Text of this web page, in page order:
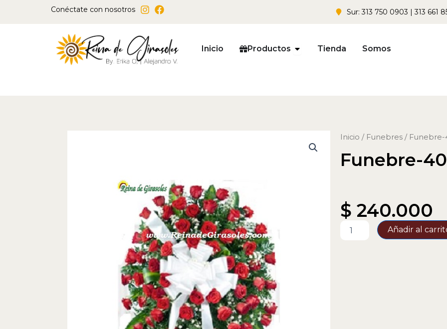
Conéctate con nosotros Sur: 313 750 0903 | 313 661
Inicio Productos Open Productos
Tienda Somos
Inicio / Funebres / Funebre-
Funebre-40
$ 240.000
Añadir al